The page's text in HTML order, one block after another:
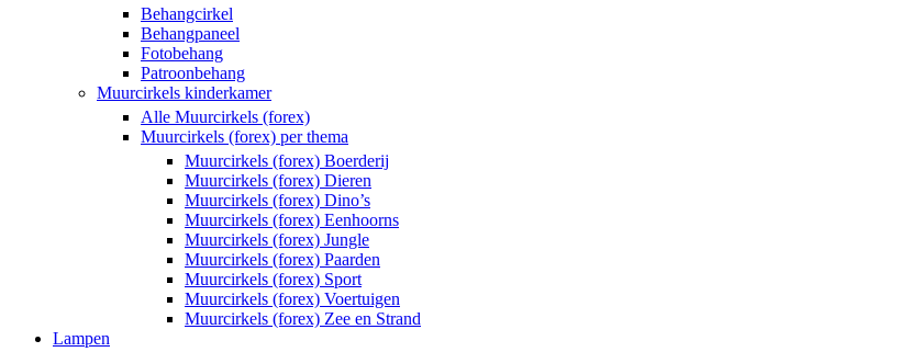
Behangcirkel
Behangpaneel
Fotobehang
Patroonbehang
Muurcirkels kinderkamer
Alle Muurcirkels (forex)
Muurcirkels (forex) per thema
Muurcirkels (forex) Boerderij
Muurcirkels (forex) Dieren
Muurcirkels (forex) Dino’s
Muurcirkels (forex) Eenhoorns
Muurcirkels (forex) Jungle
Muurcirkels (forex) Paarden
Muurcirkels (forex) Sport
Muurcirkels (forex) Voertuigen
Muurcirkels (forex) Zee en Strand
Lampen